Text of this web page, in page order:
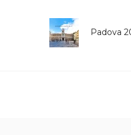
Scandiano (RE) 2006